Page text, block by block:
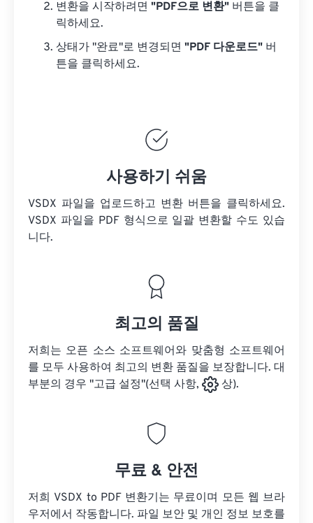
변환을 시작하려면 "PDF으로 변환" 버튼을 클
릭하세요.
상태가 "완료"로 변경되면 "PDF 다운로드" 버
튼을 클릭하세요.
사용하기 쉬움
VSDX 파일을 업로드하고 변환 버튼을 클릭하세요.
VSDX 파일을 PDF 형식으로 일괄 변환할 수도 있습
니다.
최고의 품질
저희는 오픈 소스 소프트웨어와 맞춤형 소프트웨어
를 모두 사용하여 최고의 변환 품질을 보장합니다. 대
부분의 경우 "고급 설정"(선택 사항,
상).
무료 & 안전
저희 VSDX to PDF 변환기는 무료이며 모든 웹 브라
우저에서 작동합니다. 파일 보안 및 개인 정보 보호를